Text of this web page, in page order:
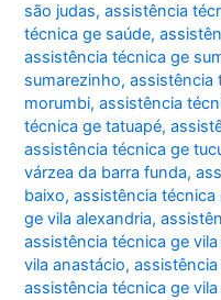
são judas,assistência
técnica ge saúde,
assistência técnica ge
sumarezinho,assistência
morumbi,assistência
técnica ge tatuapé,
assistência técnica ge
várzea da barra funda,
baixo,assistência técnica
ge vila alexandria,
assistência técnica ge vila
vila anastácio,
assistência técnica ge